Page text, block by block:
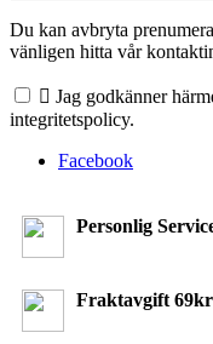
Du kan avbryta
vänligen hitta vår
 Jag godkänner
integritetspolicy.
Facebook
Personlig
Fraktavgift 69kr